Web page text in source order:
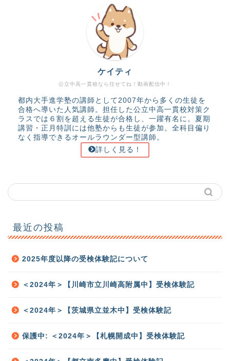
公立中高一貫校なら任せてね！動画配信中！
ケイティ
都内大手進学塾の講師として2007年から多くの生徒を
合格へ導いた人気講師。担任した公立中高一貫校対策ク
ラスでは６割を超える生徒が合格し、一躍有名に。夏期
講習・正月特訓には他塾からも生徒が参加。全科目偏り
なく指導できるオールラウンダー型講師。
詳しく見る！
最近の投稿
2025年度以降の受検体験記について
＜2024年＞【川崎市立川崎高附属中】受検体験記
＜2024年＞【茨城県立並木中】受検体験記
保護中: ＜2024年＞【札幌開成中】受検体験記